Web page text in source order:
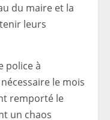
du maire et la
leurs
police à
nécessaire le mois
remporté le
un chaos